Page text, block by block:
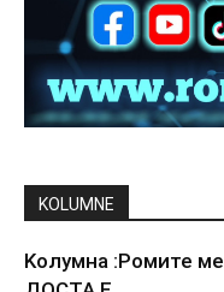
KOLUMNE
Kолумна :Ромите